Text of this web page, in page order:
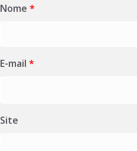
Nome *
E-mail *
Site